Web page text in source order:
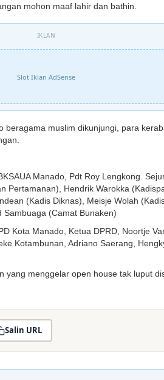
mohon maaf lahir dan bathin.
IKLAN
Slot Iklan AdSense
beragama muslim dikunjungi, para
Manado, Pdt Roy Lengkong.
Pertamanan), Hendrik Warokka
(Kadis Diknas), Meisje Wolah
Sambuaga (Camat Bunaken)
Kota Manado, Ketua DPRD, Noortje
Kotambunan, Adriano Saerang,
menggelar open house tak luput
Salin URL